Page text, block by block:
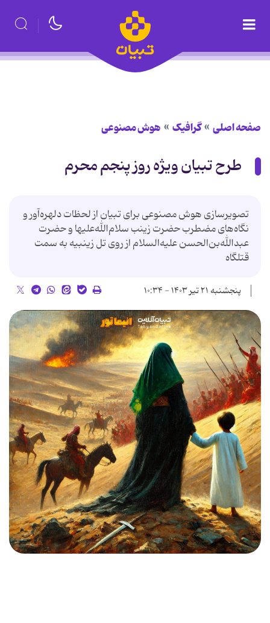
صفحه اصلی گرافیک هوش مصنوعی
طرح تبیان ویژه روز پنجم محرم
تصویرسازی هوش مصنوعی برای تبیان از لحظات دلهره‌آور و
نگاه‌های مضطرب حضرت زینب سلام‌الله‌علیها و حضرت
عبدالله‌بن‌الحسن علیه‌السلام از روی تل زینبیه به سمت
قتلگاه
پنجشنبه ۲۱ تیر ۱۴۰۳ - ۱۰:۳۴